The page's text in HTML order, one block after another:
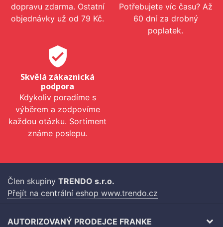
dopravu zdarma. Ostatní
objednávky už od 79 Kč.
Potřebujete víc času? Až
60 dní za drobný
poplatek.
verified_user
Skvělá zákaznická
podpora
Kdykoliv poradíme s
výběrem a zodpovíme
každou otázku. Sortiment
známe poslepu.
Člen skupiny TRENDO s.r.o.
Přejít na centrální eshop www.trendo.cz
AUTORIZOVANÝ PRODEJCE FRANKE